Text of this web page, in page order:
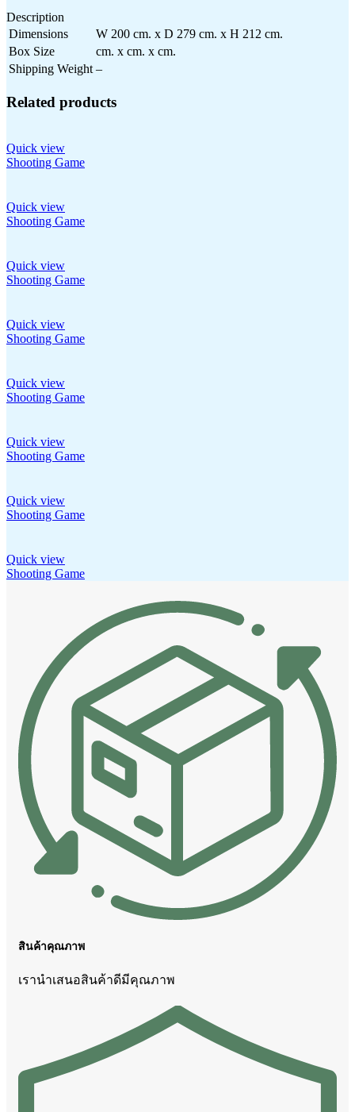
Description
Dimensions
W 200 cm. x D 279 cm. x H 212 cm.
Box Size
cm. x cm. x cm.
Shipping Weight –
Related products
Quick view
Shooting Game
Quick view
Shooting Game
Quick view
Shooting Game
Quick view
Shooting Game
Quick view
Shooting Game
Quick view
Shooting Game
Quick view
Shooting Game
Quick view
Shooting Game
สินค้าคุณภาพ
เรานำเสนอสินค้าดีมีคุณภาพ